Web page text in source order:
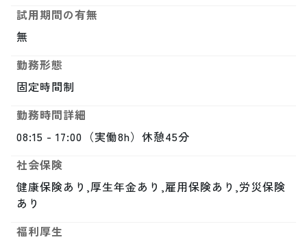
試用期間の有無
無
勤務形態
固定時間制
勤務時間詳細
08:15 - 17:00（実働8h）休憩45分
社会保険
健康保険あり,厚生年金あり,雇用保険あり,労災保険
あり
福利厚生